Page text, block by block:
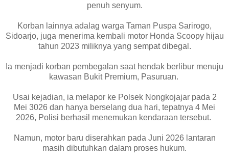
penuh senyum.
Korban lainnya adalag warga Taman Puspa Sarirogo,
Sidoarjo, juga menerima kembali motor Honda Scoopy hijau
tahun 2023 miliknya yang sempat dibegal.
Ia menjadi korban pembegalan saat hendak berlibur menuju
kawasan Bukit Premium, Pasuruan.
Usai kejadian, ia melapor ke Polsek Nongkojajar pada 2
Mei 3026 dan hanya berselang dua hari, tepatnya 4 Mei
2026, Polisi berhasil menemukan kendaraan tersebut.
Namun, motor baru diserahkan pada Juni 2026 lantaran
masih dibutuhkan dalam proses hukum.